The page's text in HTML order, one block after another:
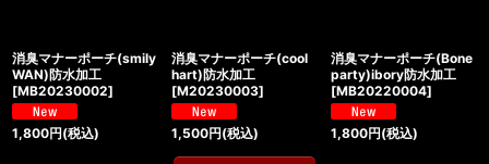
消臭マナーポーチ(smily
WAN)防水加工
[MB20230002]
1,800円(税込)
消臭マナーポーチ(cool
hart)防水加工
[M20230003]
1,500円(税込)
消臭マナーポーチ(Bone
party)ibory防水加工
[MB20220004]
1,800円(税込)